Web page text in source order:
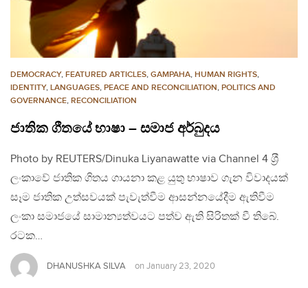
DEMOCRACY, FEATURED ARTICLES, GAMPAHA, HUMAN RIGHTS,
IDENTITY, LANGUAGES, PEACE AND RECONCILIATION, POLITICS AND
GOVERNANCE, RECONCILIATION
ජාතික ගීතයේ භාෂා – සමාජ අර්බුදය
Photo by REUTERS/Dinuka Liyanawatte via Channel 4 ශ‍්‍රී
ලංකාවේ ජාතික ගිතය ගායනා කළ යුතු භාෂාව ගැන විවාදයක්
සෑම ජාතික උත්සවයක් පැවැත්වීම ආසන්නයේදීම ඇතිවීම
ලංකා සමාජයේ සාමාන්‍යත්වයට පත්ව ඇති සිරිතක් වී තිබේ.
රටක…
DHANUSHKA SILVA on January 23, 2020